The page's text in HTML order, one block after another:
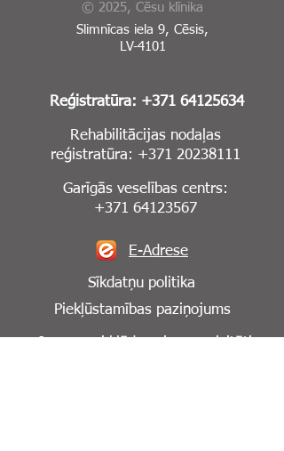
© 2025, Cēsu klīnika
Slimnīcas iela 9, Cēsis,
LV-4101
Reģistratūra: +371 64125634
Rehabilitācijas nodaļas
reģistratūra: +371 20238111
Garīgās veselības centrs:
+371 64123567
E-Adrese
Sīkdatņu politika
Piekļūstamības paziņojums